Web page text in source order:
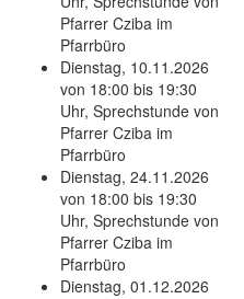
Pfarrer Cziba im
Pfarrbüro
Dienstag, 10.11.2026
von 18:00 bis 19:30
Uhr, Sprechstunde von
Pfarrer Cziba im
Pfarrbüro
Dienstag, 24.11.2026
von 18:00 bis 19:30
Uhr, Sprechstunde von
Pfarrer Cziba im
Pfarrbüro
Dienstag, 01.12.2026